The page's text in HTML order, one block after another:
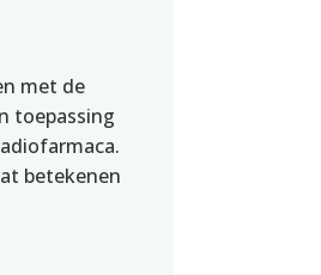
met de
toepassing
betekenen